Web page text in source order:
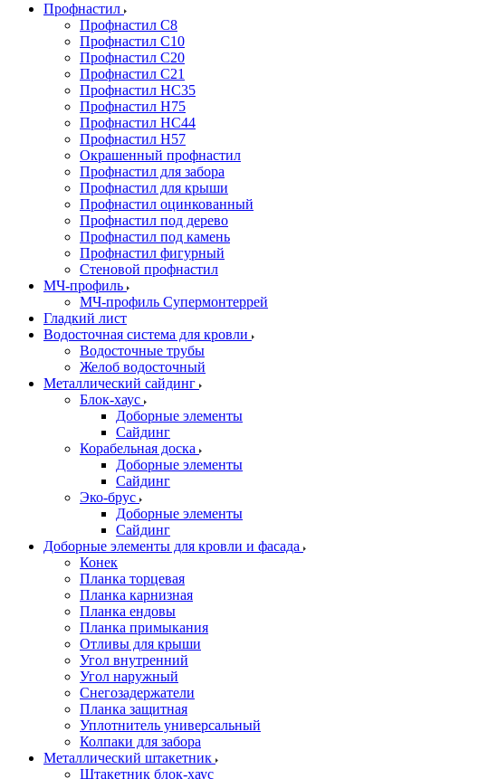
Профнастил
Профнастил С8
Профнастил С10
Профнастил С20
Профнастил С21
Профнастил НС35
Профнастил Н75
Профнастил HC44
Профнастил Н57
Окрашенный профнастил
Профнастил для забора
Профнастил для крыши
Профнастил оцинкованный
Профнастил под дерево
Профнастил под камень
Профнастил фигурный
Стеновой профнастил
МЧ-профиль
МЧ-профиль Супермонтеррей
Гладкий лист
Водосточная система для кровли
Водосточные трубы
Желоб водосточный
Металлический сайдинг
Блок-хаус
Доборные элементы
Сайдинг
Корабельная доска
Доборные элементы
Сайдинг
Эко-брус
Доборные элементы
Сайдинг
Доборные элементы для кровли и фасада
Конек
Планка торцевая
Планка карнизная
Планка ендовы
Планка примыкания
Отливы для крыши
Угол внутренний
Угол наружный
Снегозадержатели
Планка защитная
Уплотнитель универсальный
Колпаки для забора
Металлический штакетник
Штакетник блок-хаус